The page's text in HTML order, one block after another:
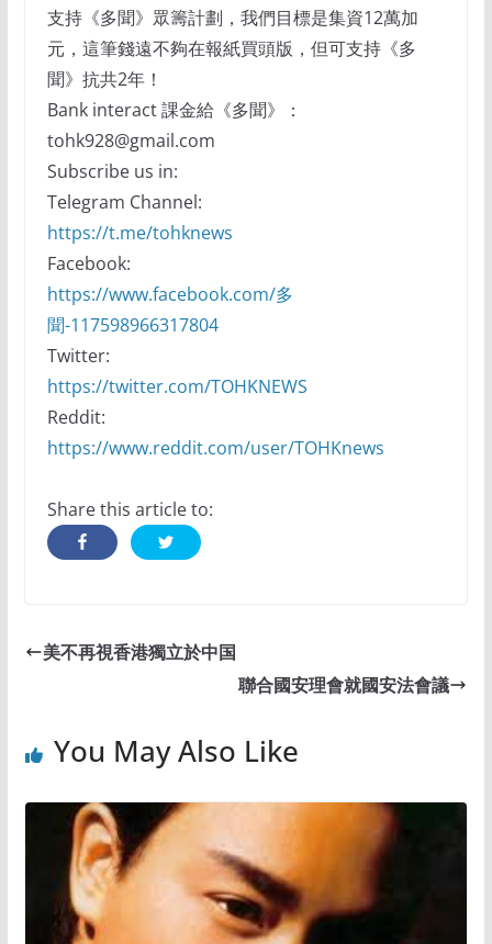
支持《多聞》眾籌計劃，我們目標是集資12萬加
元，這筆錢遠不夠在報紙買頭版，但可支持《多
聞》抗共2年！
Bank interact 課金給《多聞》：
tohk928@gmail.com
Subscribe us in:
Telegram Channel:
https://t.me/tohknews
Facebook:
https://www.facebook.com/多
聞-117598966317804
Twitter:
https://twitter.com/TOHKNEWS
Reddit:
https://www.reddit.com/user/TOHKnews
Share this article to:
美不再視香港獨立於中国
聯合國安理會就國安法會議
You May Also Like